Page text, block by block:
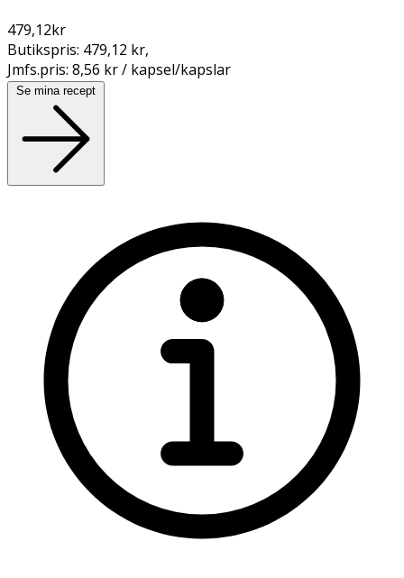
479,12kr
Butikspris: 479,12 kr,
Jmfs.pris: 8,56 kr / kapsel/kapslar
Se mina recept